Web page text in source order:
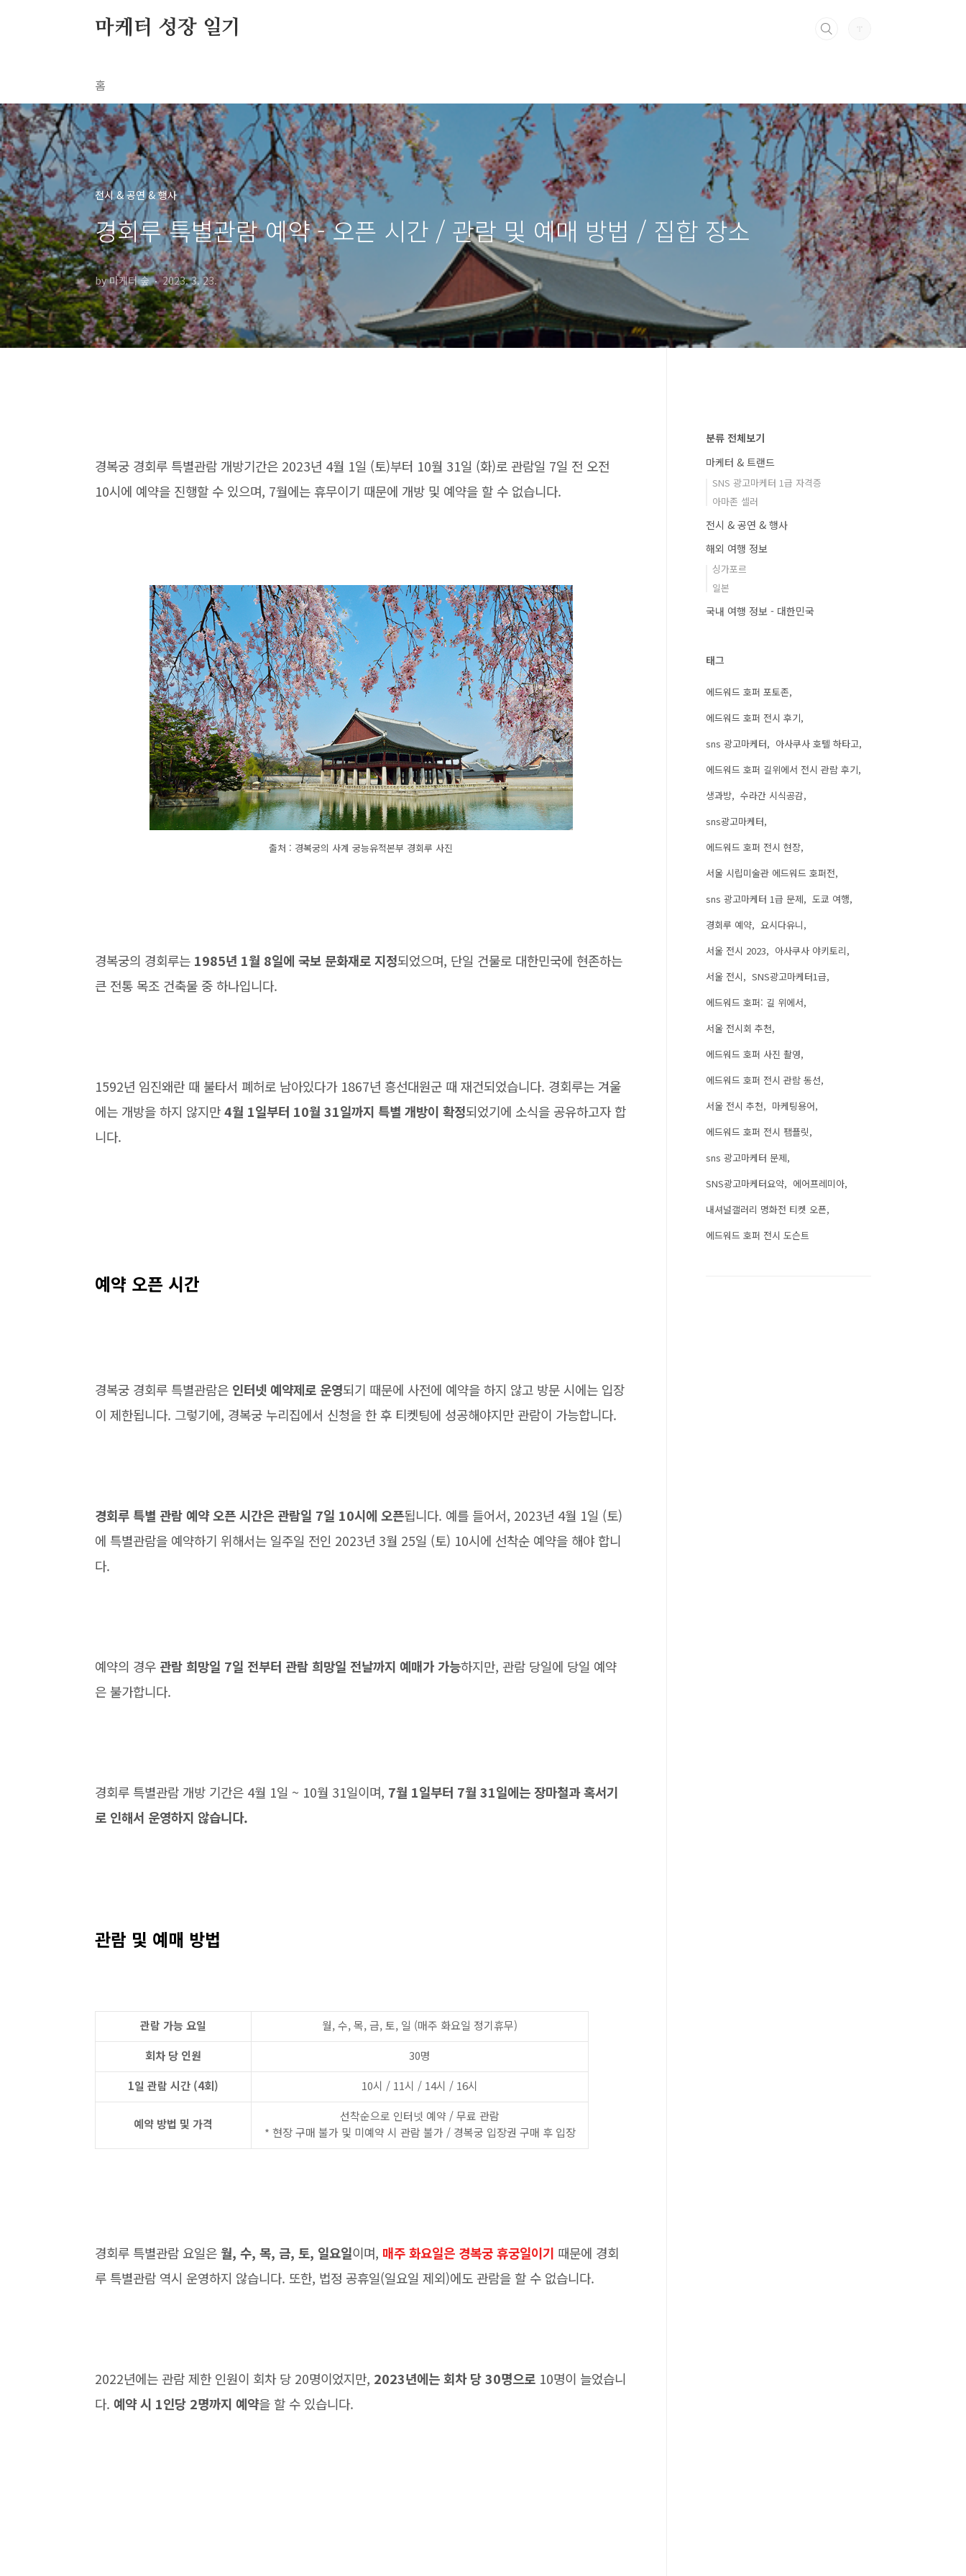
마케터 성장 일기
홈
전시 & 공연 & 행사
경회루 특별관람 예약 - 오픈 시간 / 관람 및 예매 방법 / 집합 장소
by 마케터 숲 2023. 3. 23.
경복궁 경회루 특별관람 개방기간은 2023년 4월 1일 (토)부터 10월 31일 (화)로 관람일 7일 전 오전
10시에 예약을 진행할 수 있으며, 7월에는 휴무이기 때문에 개방 및 예약을 할 수 없습니다.
출처 : 경복궁의 사계 궁능유적본부 경회루 사진
경복궁의 경회루는 1985년 1월 8일에 국보 문화재로 지정되었으며, 단일 건물로 대한민국에 현존하는
큰 전통 목조 건축물 중 하나입니다.
1592년 임진왜란 때 불타서 폐허로 남아있다가 1867년 흥선대원군 때 재건되었습니다. 경회루는 겨울
에는 개방을 하지 않지만4월 1일부터 10월 31일까지 특별 개방이 확정되었기에 소식을 공유하고자 합
니다.
예약 오픈 시간
경복궁 경회루 특별관람은 인터넷 예약제로 운영되기 때문에 사전에 예약을 하지 않고 방문 시에는 입장
이 제한됩니다. 그렇기에, 경복궁 누리집에서 신청을 한 후 티켓팅에 성공해야지만 관람이 가능합니다.
경회루 특별 관람 예약 오픈 시간은 관람일 7일 10시에 오픈됩니다. 예를 들어서, 2023년 4월 1일 (토)
에 특별관람을 예약하기 위해서는 일주일 전인 2023년 3월 25일 (토) 10시에 선착순 예약을 해야 합니
다.
예약의 경우 관람 희망일 7일 전부터 관람 희망일 전날까지 예매가 가능하지만, 관람 당일에 당일 예약
은 불가합니다.
경회루 특별관람 개방 기간은 4월 1일 ~ 10월 31일이며, 7월 1일부터 7월 31일에는 장마철과 혹서기
로 인해서 운영하지 않습니다.
관람 및 예매 방법
관람 가능 요일
월, 수, 목, 금, 토, 일 (매주 화요일 정기휴무)
회차 당 인원
30명
1일 관람 시간 (4회)
10시 / 11시 / 14시 / 16시
예약 방법 및 가격
선착순으로 인터넷 예약 / 무료 관람
* 현장 구매 불가 및 미예약 시 관람 불가 / 경복궁 입장권 구매 후 입장
경회루 특별관람 요일은 월, 수, 목, 금, 토, 일요일이며, 매주 화요일은 경복궁 휴궁일이기 때문에 경회
루 특별관람 역시 운영하지 않습니다. 또한, 법정 공휴일(일요일 제외)에도 관람을 할 수 없습니다.
2022년에는 관람 제한 인원이 회차 당 20명이었지만, 2023년에는 회차 당 30명으로 10명이 늘었습니
다. 예약 시 1인당 2명까지 예약을 할 수 있습니다.
분류 전체보기
마케터 & 트랜드
SNS 광고마케터 1급 자격증
아마존 셀러
전시 & 공연 & 행사
해외 여행 정보
싱가포르
일본
국내 여행 정보 - 대한민국
태그
에드워드 호퍼 포토존
에드워드 호퍼 전시 후기
sns 광고마케터
아사쿠사 호텔 하타고
에드워드 호퍼 길위에서 전시 관람 후기
생과방
수라간 시식공감
sns광고마케터
에드워드 호퍼 전시 현장
서울 시립미술관 에드워드 호퍼전
sns 광고마케터 1급 문제
도쿄 여행
경회루 예약
요시다유니
서울 전시 2023
아사쿠사 야키토리
서울 전시
SNS광고마케터1급
에드워드 호퍼: 길 위에서
서울 전시회 추천
에드워드 호퍼 사진 촬영
에드워드 호퍼 전시 관람 동선
서울 전시 추천
마케팅용어
에드워드 호퍼 전시 팸플릿
sns 광고마케터 문제
SNS광고마케터요약
에어프레미아
내셔널갤러리 명화전 티켓 오픈
에드워드 호퍼 전시 도슨트